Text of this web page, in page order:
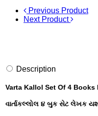
Previous Product
Next Product
Description
Varta Kallol Set Of 4 Books
વાર્તાકલ્લોલ ૪ બુક સેટ લેખક